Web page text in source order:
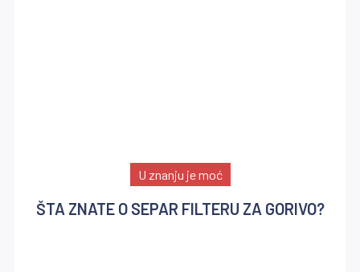
U znanju je moć
ŠTA ZNATE O SEPAR FILTERU ZA GORIVO?